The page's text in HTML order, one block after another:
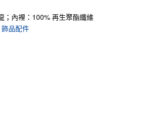
；內裡：100% 再生聚酯纖維
飾品配件